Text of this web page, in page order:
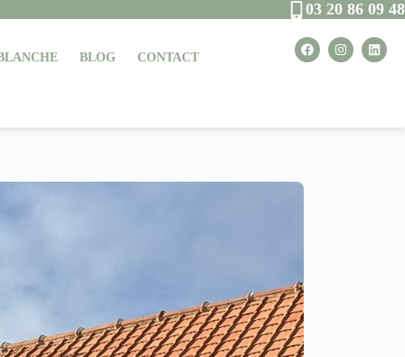
03 20 86 09 48
BLOG CONTACT